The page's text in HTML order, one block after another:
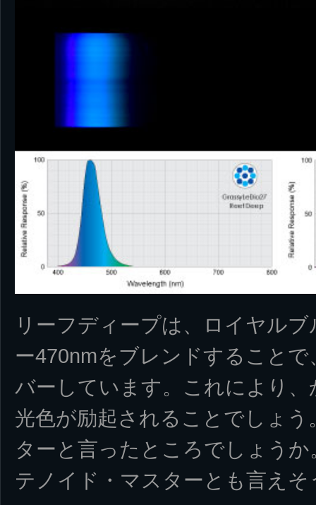
リーフディープは、ロイヤル
ー470nmをブレンドすること
バーしています。これにより
光色が励起されることでしょ
ターと言ったところでしょう
テノイド・マスターとも言えそ